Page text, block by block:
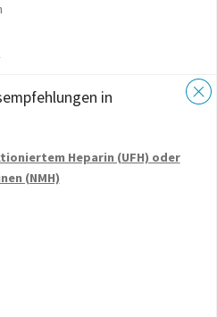
in
Heparin (UFH) oder
(NMH)